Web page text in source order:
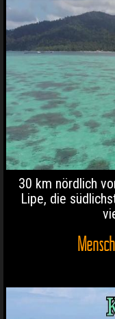
30 km nördlich
Lipe, die